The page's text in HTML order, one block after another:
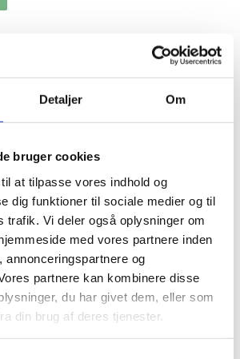
Detaljer Om
bruger cookies
at tilpasse vores indhold og
dig funktioner til sociale medier og til
trafik. Vi deler også oplysninger om
med vores partnere inden
annonceringspartnere og
partnere kan kombinere disse
du har givet dem, eller som
din brug af deres tjenester.
gavekort til en du holder af. Du kan vælge
Så kan vedkommende besøge vores
DKK
kurv